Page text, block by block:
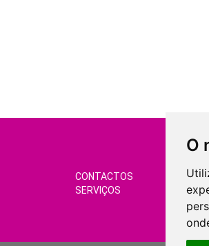
O
CONTACTOS
SERVIÇOS